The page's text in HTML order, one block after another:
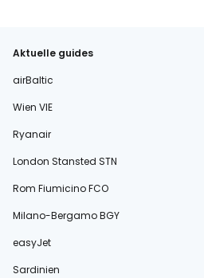
Aktuelle guides
airBaltic
Wien VIE
Ryanair
London Stansted STN
Rom Fiumicino FCO
Milano-Bergamo BGY
easyJet
Sardinien